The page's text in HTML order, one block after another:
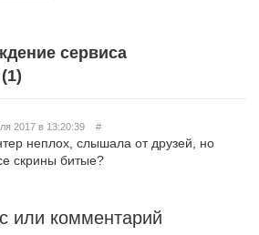
сервиса
1)
2017 в 13:20:39 #
неплох, слышала от друзей, но
скрины битые?
или комментарий